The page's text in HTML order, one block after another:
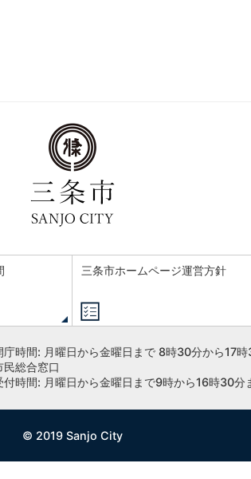
三条市ホームページ運営方針
庁時間: 月曜日から金曜日まで 8時30分から17
民総合窓口
付時間: 月曜日から金曜日まで9時から16時30分
© 2019 Sanjo City